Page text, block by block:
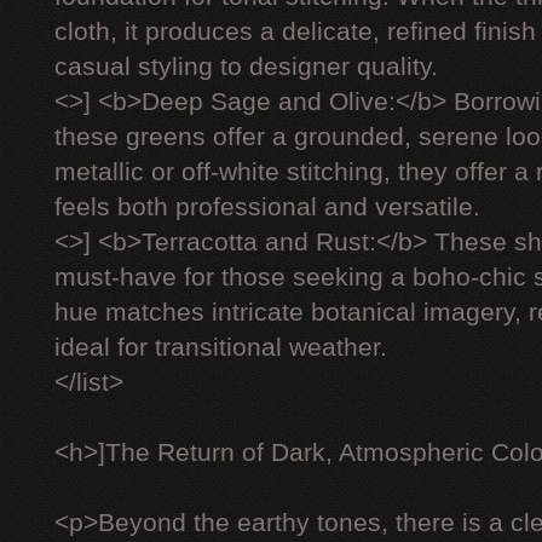
cloth, it produces a delicate, refined
casual styling to designer quality.
<>] <b>Deep Sage and Olive:</b>
these greens offer a grounded, serene
metallic or off-white stitching, they offer a
feels both professional and versatile.
<>] <b>Terracotta and Rust:</b> These
must-have for those seeking a boho-chic
hue matches intricate botanical imagery,
ideal for transitional weather.
</list>
<h>]The Return of Dark, Atmospheric
<p>Beyond the earthy tones, there is a